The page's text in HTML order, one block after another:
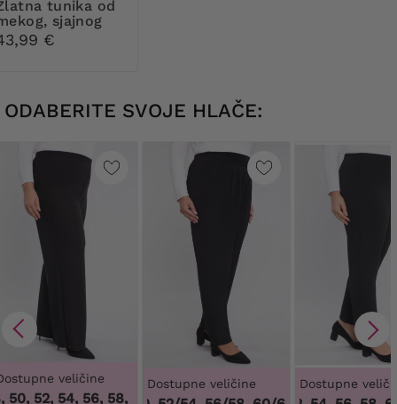
od
sjajnog
€
ODABERITE SVOJE HLAČE:
veličine
52, 54, 56, 58, 60, 62, 64, 46, 48, 50, 52, 54, 56, 58,
Dostupne veličine Dostupne